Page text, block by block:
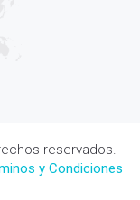
reservados.
y Condiciones